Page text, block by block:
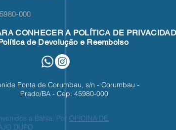
000
CONHECER A POLÍTICA DE
de Devolução e Reembolso
Ponta de Corumbau, s/n - Corumbau -
Prado/BA - Cep: 45980-000
a Bahía. Por OFICINA DE
DURO